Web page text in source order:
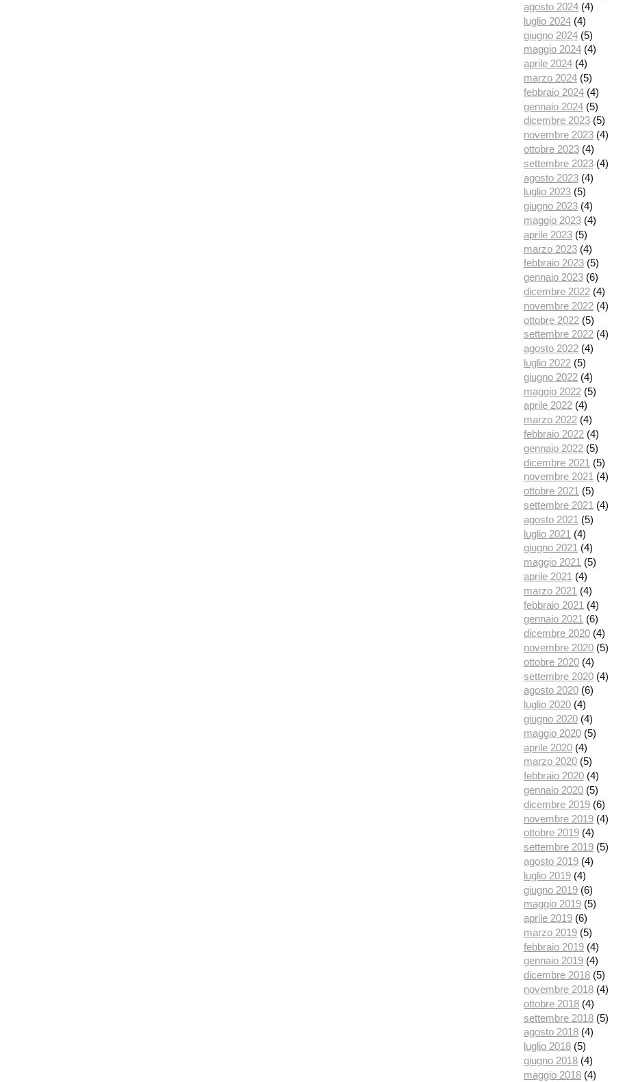
agosto 2024 (4)
luglio 2024 (4)
giugno 2024 (5)
maggio 2024 (4)
aprile 2024 (4)
marzo 2024 (5)
febbraio 2024 (4)
gennaio 2024 (5)
dicembre 2023 (5)
novembre 2023 (4)
ottobre 2023 (4)
settembre 2023 (4)
agosto 2023 (4)
luglio 2023 (5)
giugno 2023 (4)
maggio 2023 (4)
aprile 2023 (5)
marzo 2023 (4)
febbraio 2023 (5)
gennaio 2023 (6)
dicembre 2022 (4)
novembre 2022 (4)
ottobre 2022 (5)
settembre 2022 (4)
agosto 2022 (4)
luglio 2022 (5)
giugno 2022 (4)
maggio 2022 (5)
aprile 2022 (4)
marzo 2022 (4)
febbraio 2022 (4)
gennaio 2022 (5)
dicembre 2021 (5)
novembre 2021 (4)
ottobre 2021 (5)
settembre 2021 (4)
agosto 2021 (5)
luglio 2021 (4)
giugno 2021 (4)
maggio 2021 (5)
aprile 2021 (4)
marzo 2021 (4)
febbraio 2021 (4)
gennaio 2021 (6)
dicembre 2020 (4)
novembre 2020 (5)
ottobre 2020 (4)
settembre 2020 (4)
agosto 2020 (6)
luglio 2020 (4)
giugno 2020 (4)
maggio 2020 (5)
aprile 2020 (4)
marzo 2020 (5)
febbraio 2020 (4)
gennaio 2020 (5)
dicembre 2019 (6)
novembre 2019 (4)
ottobre 2019 (4)
settembre 2019 (5)
agosto 2019 (4)
luglio 2019 (4)
giugno 2019 (6)
maggio 2019 (5)
aprile 2019 (6)
marzo 2019 (5)
febbraio 2019 (4)
gennaio 2019 (4)
dicembre 2018 (5)
novembre 2018 (4)
ottobre 2018 (4)
settembre 2018 (5)
agosto 2018 (4)
luglio 2018 (5)
giugno 2018 (4)
maggio 2018 (4)